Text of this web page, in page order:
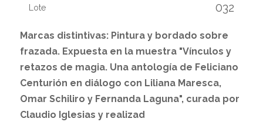
Lote 032
Marcas distintivas: Pintura y bordado sobre
frazada. Expuesta en la muestra "Vínculos y
retazos de magia. Una antología de Feliciano
Centurión en diálogo con Liliana Maresca,
Omar Schiliro y Fernanda Laguna", curada por
Claudio Iglesias y realizad